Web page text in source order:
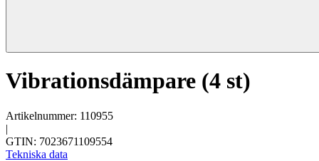
Vibrationsdämpare (4 st)
Artikelnummer: 110955
|
GTIN: 7023671109554
Tekniska data